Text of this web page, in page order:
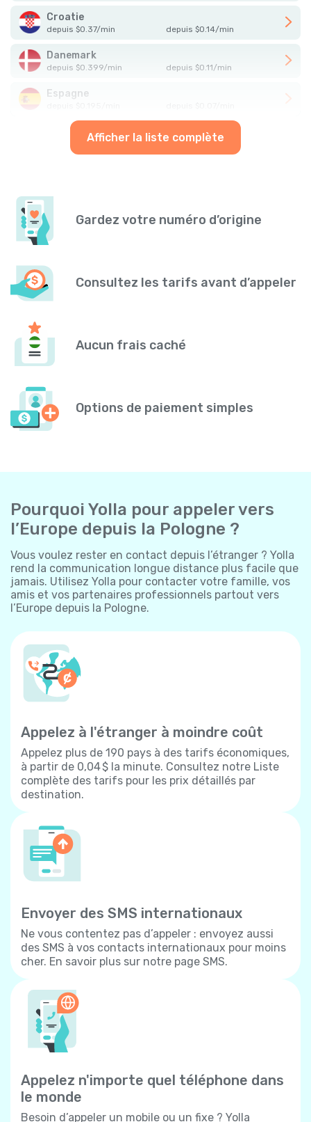
Croatie
depuis $0.37/min depuis $0.14/min
Danemark
depuis $0.399/min depuis $0.11/min
Espagne
Afficher la liste complète
Gardez votre numéro d’origine
Consultez les tarifs avant d’appeler
Aucun frais caché
Options de paiement simples
Pourquoi Yolla pour appeler vers
l’Europe depuis la Pologne ?
Vous voulez rester en contact depuis l’étranger ? Yolla
rend la communication longue distance plus facile que
jamais. Utilisez Yolla pour contacter votre famille, vos
amis et vos partenaires professionnels partout vers
l’Europe depuis la Pologne.
Appelez à l'étranger à moindre coût
Appelez plus de 190 pays à des tarifs économiques,
à partir de 0,04 $ la minute. Consultez notre Liste
complète des tarifs pour les prix détaillés par
destination.
Envoyer des SMS internationaux
Ne vous contentez pas d’appeler : envoyez aussi
des SMS à vos contacts internationaux pour moins
cher. En savoir plus sur notre page SMS.
Appelez n'importe quel téléphone dans
le monde
Besoin d’appeler un mobile ou un fixe ? Yolla